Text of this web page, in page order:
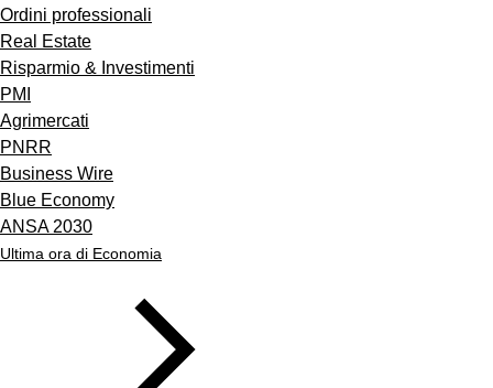
Ordini professionali
Real Estate
Risparmio & Investimenti
PMI
Agrimercati
PNRR
Business Wire
Blue Economy
ANSA 2030
Ultima ora di Economia